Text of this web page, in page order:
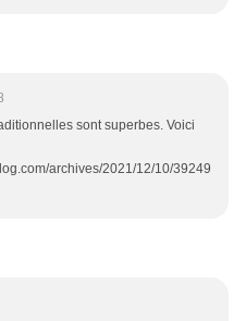
sont superbes. Voici
archives/2021/12/10/39249